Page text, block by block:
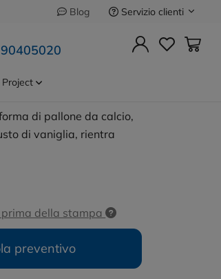
Blog
Servizio clienti
Project
Precedente Successivo
di
MO2213
di pallone da calcio,
di vaniglia, rientra
prima della stampa
preventivo